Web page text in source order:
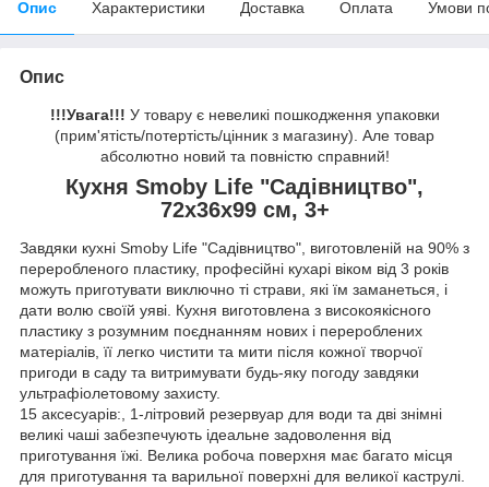
Опис Характеристики Доставка Оплата Умови
Опис
!!!Увага!!! У товару є невеликі пошкодження упаковки
(прим'ятість/потертість/цінник з магазину). Але товар
абсолютно новий та повністю справний!
Кухня Smoby Life "Садівництво",
72x36x99 см, 3+
Завдяки кухні Smoby Life "Садівництво", виготовленій на 90% з
переробленого пластику, професійні кухарі віком від 3 років
можуть приготувати виключно ті страви, які їм заманеться, і
дати волю своїй уяві. Кухня виготовлена ​​з високоякісного
пластику з розумним поєднанням нових і перероблених
матеріалів, її легко чистити та мити після кожної творчої
пригоди в саду та витримувати будь-яку погоду завдяки
ультрафіолетовому захисту.
15 аксесуарів:, 1-літровий резервуар для води та дві знімні
великі чаші забезпечують ідеальне задоволення від
приготування їжі. Велика робоча поверхня має багато місця
для приготування та варильної поверхні для великої каструлі.